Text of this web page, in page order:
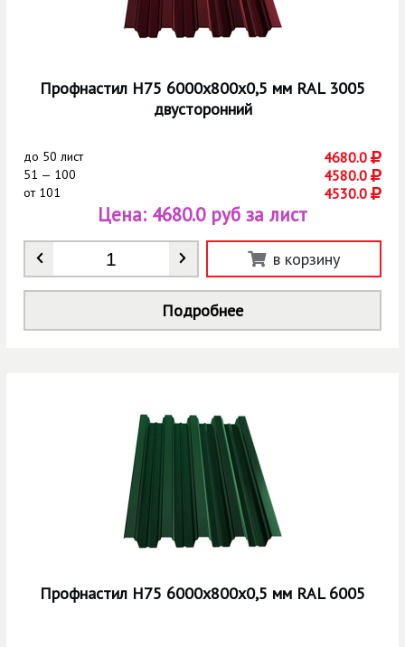
Профнастил Н75 6000х800х0,5 мм RAL 3005
двусторонний
до 50 лист 4680.0
51 — 100 4580.0
от101 4530.0
Количество
Цена: 4680.0 руб за лист
в корзину
Подробнее
Профнастил Н75 6000х800х0,5 мм RAL 6005